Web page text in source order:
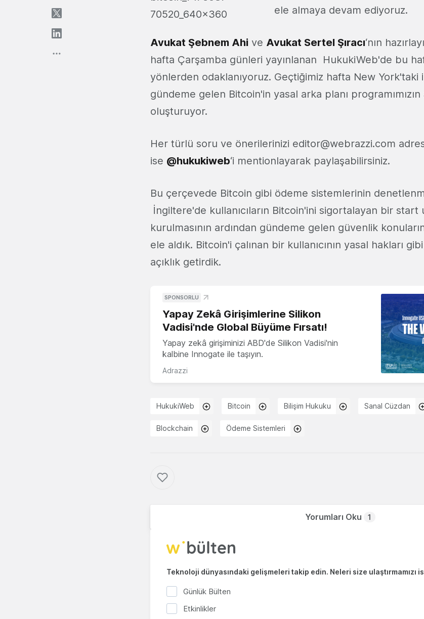
ele almaya devam ediyoruz.
Avukat Şebnem Ahi ve Avukat Sertel Şıracı‘nın
hafta Çarşamba günleri yayınlanan HukukiWeb'de bu
yönlerden odaklanıyoruz. Geçtiğimiz hafta New York'taki
gündeme gelen Bitcoin'in yasal arka planı programımızın
oluşturuyor.
Her türlü soru ve önerilerinizi editor@webrazzi.com
ise @hukukiweb‘i mentionlayarak paylaşabilirsiniz.
Bu çerçevede Bitcoin gibi ödeme sistemlerinin
İngiltere'de kullanıcıların Bitcoin'ini sigortalayan bir start
kurulmasının ardından gündeme gelen güvenlik
ele aldık. Bitcoin'i çalınan bir kullanıcının yasal hakları
açıklık getirdik.
SPONSORLU
Yapay Zekâ Girişimlerine Silikon
Vadisi'nde Global Büyüme Fırsatı!
Yapay zekâ girişiminizi ABD'de Silikon Vadisi'nin
kalbine Innogate ile taşıyın.
Adrazzi
HukukiWeb Bitcoin Bilişim Hukuku Sanal Cüzdan
Blockchain Ödeme Sistemleri
Yorumları Oku 1
Teknoloji dünyasındaki gelişmeleri takip edin. Neleri size ulaştırmamızı
Günlük Bülten
Etkinlikler